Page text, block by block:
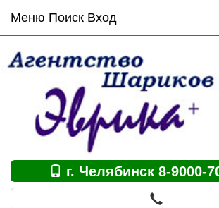
Основное
меню
по
Меню Поиск Вход
г. Челябинск 8-9000-